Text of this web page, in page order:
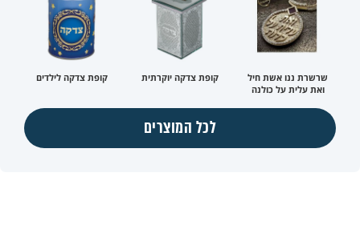
שרשרת ננו אשת חיל
ואת עלית על כולנה
קופת צדקה יוקרתית קופת צדקה לילדים
לכל המוצרים